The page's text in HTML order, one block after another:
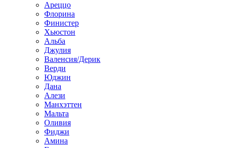
Ареццо
Флорина
Финистер
Хьюстон
Альба
Джулия
Валенсия/Дерик
Верди
Юджин
Дана
Алези
Манхэттен
Мальта
Оливия
Фиджи
Амина